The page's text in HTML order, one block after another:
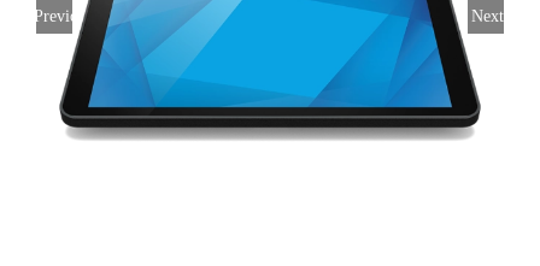
Previous Next